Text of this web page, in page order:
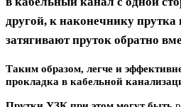
другой, к наконечнику
затягивают пруток обратно
Таким образом, легче и
прокладка в кабельной